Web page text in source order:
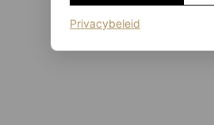
Privacybeleid